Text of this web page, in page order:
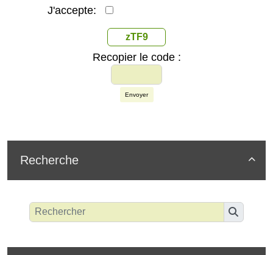
J'accepte:
zTF9
Recopier le code :
Envoyer

Recherche